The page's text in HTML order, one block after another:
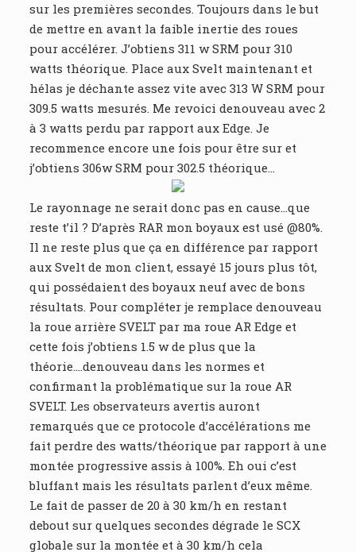
sur les premières secondes. Toujours dans le but
de mettre en avant la faible inertie des roues
pour accélérer. J’obtiens 311 w SRM pour 310
watts théorique. Place aux Svelt maintenant et
hélas je déchante assez vite avec 313 W SRM pour
309.5 watts mesurés. Me revoici denouveau avec 2
à 3 watts perdu par rapport aux Edge. Je
recommence encore une fois pour être sur et
j’obtiens 306w SRM pour 302.5 théorique…
Le rayonnage ne serait donc pas en cause…que
reste t’il ? D’après RAR mon boyaux est usé @80%.
Il ne reste plus que ça en différence par rapport
aux Svelt de mon client, essayé 15 jours plus tôt,
qui possédaient des boyaux neuf avec de bons
résultats. Pour compléter je remplace denouveau
la roue arrière SVELT par ma roue AR Edge et
cette fois j’obtiens 1.5 w de plus que la
théorie….denouveau dans les normes et
confirmant la problématique sur la roue AR
SVELT. Les observateurs avertis auront
remarqués que ce protocole d’accélérations me
fait perdre des watts/théorique par rapport à une
montée progressive assis à 100%. Eh oui c’est
bluffant mais les résultats parlent d’eux même.
Le fait de passer de 20 à 30 km/h en restant
debout sur quelques secondes dégrade le SCX
globale sur la montée et à 30 km/h cela